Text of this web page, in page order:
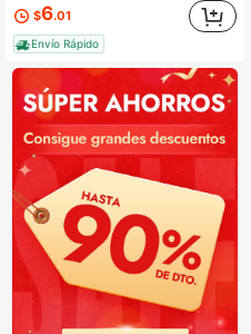
$6.01
Envío Rápido